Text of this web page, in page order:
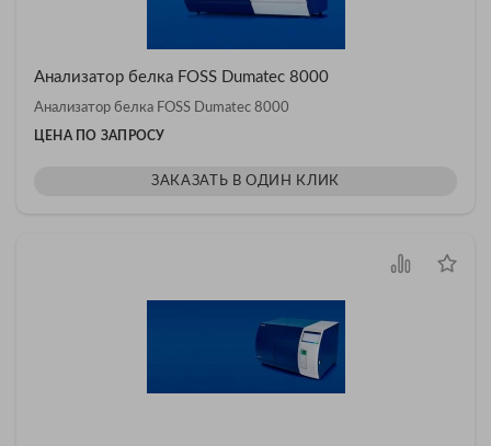
Анализатор белка FOSS Dumatec 8000
Анализатор белка FOSS Dumatec 8000
ЦЕНА ПО ЗАПРОСУ
ЗАКАЗАТЬ В ОДИН КЛИК